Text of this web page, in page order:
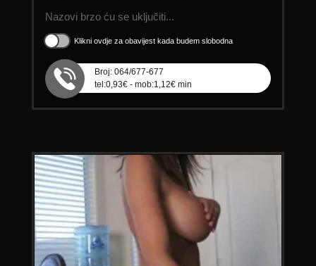
Nazovi brzo ću se uključiti...
Klikni ovdje za obavijest kada budem slobodna
Broj: 064/677-677
tel:0,93€ - mob:1,12€ min